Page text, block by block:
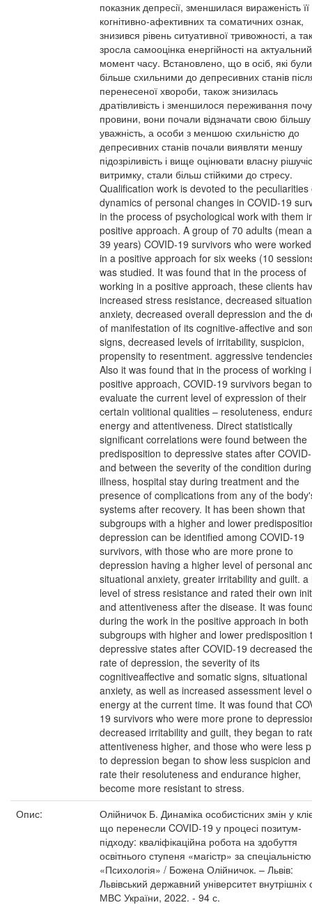
показник депресії, зменшилася вираженість її
когнітивно-афективних та соматичних ознак,
знизився рівень ситуативної тривожності, а
зросла самооцінка енергійності на актуальний
момент часу. Встановлено, що в осіб, які були
більше схильними до депресивних станів
перенесеної хвороби, також знизилась
дратівливість і зменшилося переживання
провини, вони почали відзначати свою більшу
уважність, а особи з меншою схильністю до
депресивних станів почали виявляти меншу
підозріливість і вище оцінювати власну
витримку, стали більш стійкими до стресу.
Qualification work is devoted to the peculiarities
dynamics of personal changes in COVID-19
in the process of psychological work with them
positive approach. A group of 70 adults (mean
39 years) COVID-19 survivors who were
in a positive approach for six weeks (10
was studied. It was found that in the process of
working in a positive approach, these clients
increased stress resistance, decreased
anxiety, decreased overall depression and the
of manifestation of its cognitive-affective and
signs, decreased levels of irritability, suspicion,
propensity to resentment. aggressive
Also it was found that in the process of working
positive approach, COVID-19 survivors began to
evaluate the current level of expression of their
certain volitional qualities – resoluteness,
energy and attentiveness. Direct statistically
significant correlations were found between the
predisposition to depressive states after
and between the severity of the condition
illness, hospital stay during treatment and the
presence of complications from any of the
systems after recovery. It has been shown that
subgroups with a higher and lower
depression can be identified among COVID-19
survivors, with those who are more prone to
depression having a higher level of personal
situational anxiety, greater irritability and guilt. a
level of stress resistance and rated their own
and attentiveness after the disease. It was
during the work in the positive approach in both
subgroups with higher and lower predisposition
depressive states after COVID-19 decreased
rate of depression, the severity of its
cognitiveaffective and somatic signs, situational
anxiety, as well as increased assessment level
energy at the current time. It was found that
19 survivors who were more prone to
decreased irritability and guilt, they began to
attentiveness higher, and those who were less
to depression began to show less suspicion
rate their resoluteness and endurance higher,
become more resistant to stress.
Опис:
Олійничок Б. Динаміка особистісних змін у
що перенесли COVID-19 у процесі позитум-
підходу: кваліфікаційна робота на здобуття
освітнього ступеня «магістр» за
«Психологія» / Божена Олійничок. – Львів:
Львівський державний університет внутрішніх
МВС України, 2022. - 94 с.